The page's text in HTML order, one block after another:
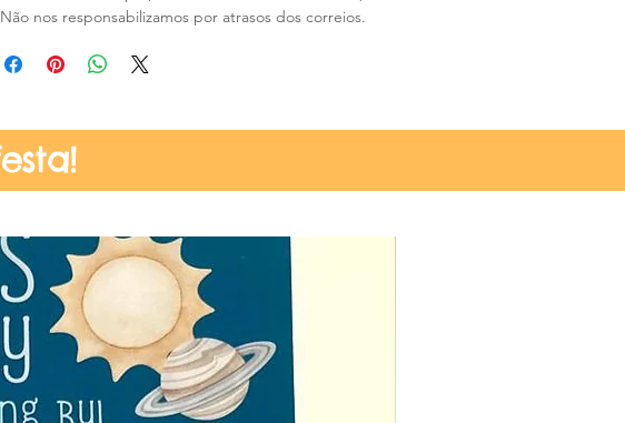
Não nos responsabilizamos por atrasos dos correios.